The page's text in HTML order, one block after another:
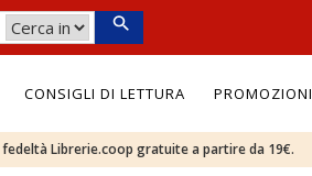
CONSIGLI DI LETTURA PROMOZIONI
Librerie.coop gratuite a partire da 19€.